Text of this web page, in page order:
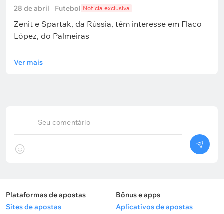
28 de abril Futebol Notícia exclusiva
Zenit e Spartak, da Rússia, têm interesse em Flaco
López, do Palmeiras
Ver mais
Seu comentário
Plataformas de apostas
Sites de apostas
Bônus e apps
Aplicativos de apostas